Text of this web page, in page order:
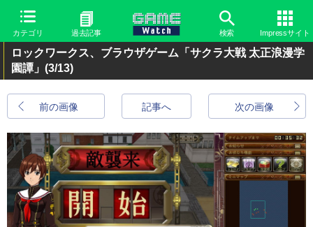
カテゴリ 過去記事 検索 Impressサイト
ロックワークス、ブラウザゲーム「サクラ大戦 太正浪漫学
園譚」 (3/13)
前の画像 次の画像
記事へ